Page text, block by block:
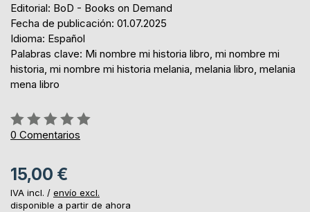
Editorial: BoD - Books on Demand
Fecha de publicación: 01.07.2025
Idioma: Español
Palabras clave: Mi nombre mi historia libro, mi nombre mi
historia, mi nombre mi historia melania, melania libro, melania
mena libro
Rating:
0%
0 Comentarios
15,00 €
IVA incl. / envío excl.
disponible a partir de ahora